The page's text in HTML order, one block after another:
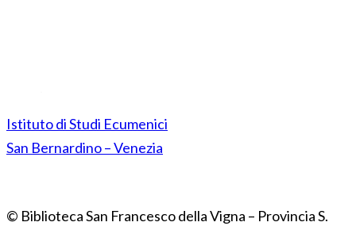
Istituto di Studi Ecumenici
San Bernardino – Venezia
© Biblioteca San Francesco della Vigna – Provincia S.